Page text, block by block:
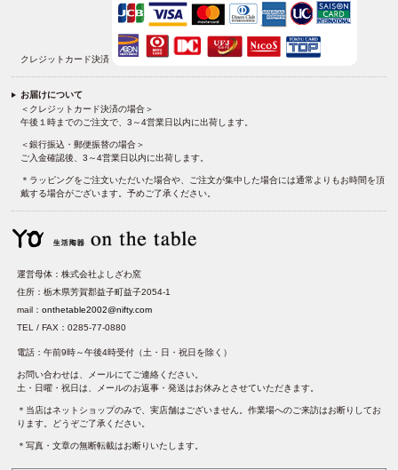
クレジットカード決済
お届けについて
＜クレジットカード決済の場合＞
午後１時までのご注文で、3～4営業日以内に出荷します。
＜銀行振込・郵便振替の場合＞
ご入金確認後、3～4営業日以内に出荷します。
＊ラッピングをご注文いただいた場合や、ご注文が集中した場合には通常よりもお時間を頂
戴する場合がございます。予めご了承ください。
運営母体：株式会社よしざわ窯
住所：栃木県芳賀郡益子町益子2054-1
mail：onthetable2002@nifty.com
TEL / FAX：0285-77-0880
電話：午前9時～午後4時受付（土・日・祝日を除く）
お問い合わせは、メールにてご連絡ください。
土・日曜・祝日は、メールのお返事・発送はお休みとさせていただきます。
＊当店はネットショップのみで、実店舗はございません。作業場へのご来訪はお断りしてお
ります。どうぞご了承ください。
＊写真・文章の無断転載はお断りいたします。